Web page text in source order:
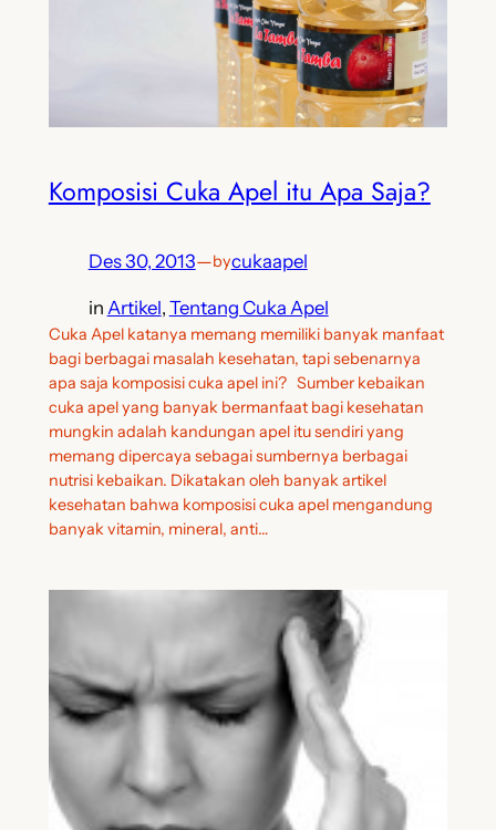
Komposisi Cuka Apel itu Apa Saja?
Des 30, 2013—bycukaapel
in Artikel, Tentang Cuka Apel
Cuka Apel katanya memang memiliki banyak manfaat
bagi berbagai masalah kesehatan, tapi sebenarnya
apa saja komposisi cuka apel ini? Sumber kebaikan
cuka apel yang banyak bermanfaat bagi kesehatan
mungkin adalah kandungan apel itu sendiri yang
memang dipercaya sebagai sumbernya berbagai
nutrisi kebaikan. Dikatakan oleh banyak artikel
kesehatan bahwa komposisi cuka apel mengandung
banyak vitamin, mineral, anti…